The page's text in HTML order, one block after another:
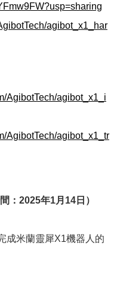
agibot_x1_har
AgibotTech/agibot_x1_i
AgibotTech/agibot_x1_tr
：2025年1月14日）
成米蘭靈犀X1機器人的